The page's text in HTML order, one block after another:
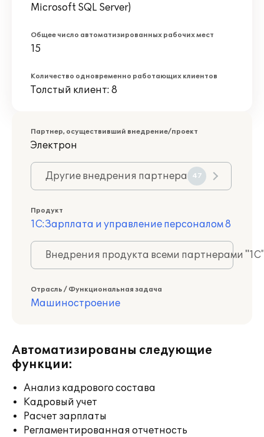
Microsoft SQL Server)
Общее число автоматизированных рабочих мест
15
Количество одновременно работающих клиентов
Толстый клиент: 8
Партнер, осуществивший внедрение/проект
Электрон
Другие внедрения партнера 47
Продукт
1С:Зарплата и управление персоналом 8
Внедрения продукта всеми партнерами
Отрасль / Функциональная задача
Машиностроение
Автоматизированы следующие
функции:
Анализ кадрового состава
Кадровый учет
Расчет зарплаты
Регламентированная отчетность